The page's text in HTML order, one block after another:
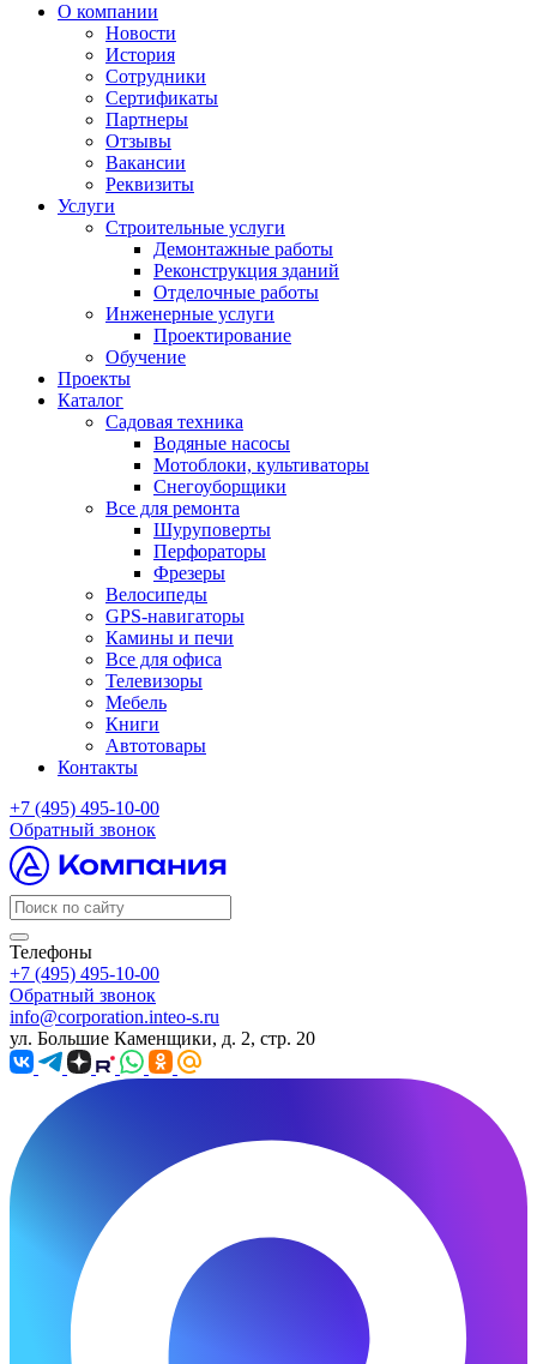
О компании
Новости
История
Сотрудники
Сертификаты
Партнеры
Отзывы
Вакансии
Реквизиты
Услуги
Строительные услуги
Демонтажные работы
Реконструкция зданий
Отделочные работы
Инженерные услуги
Проектирование
Обучение
Проекты
Каталог
Садовая техника
Водяные насосы
Мотоблоки, культиваторы
Снегоуборщики
Все для ремонта
Шуруповерты
Перфораторы
Фрезеры
Велосипеды
GPS-навигаторы
Камины и печи
Все для офиса
Телевизоры
Мебель
Книги
Автотовары
Контакты
+7 (495) 495-10-00
Обратный звонок
Телефоны
+7 (495) 495-10-00
Обратный звонок
info@corporation.inteo-s.ru
ул. Большие Каменщики, д. 2, стр. 20